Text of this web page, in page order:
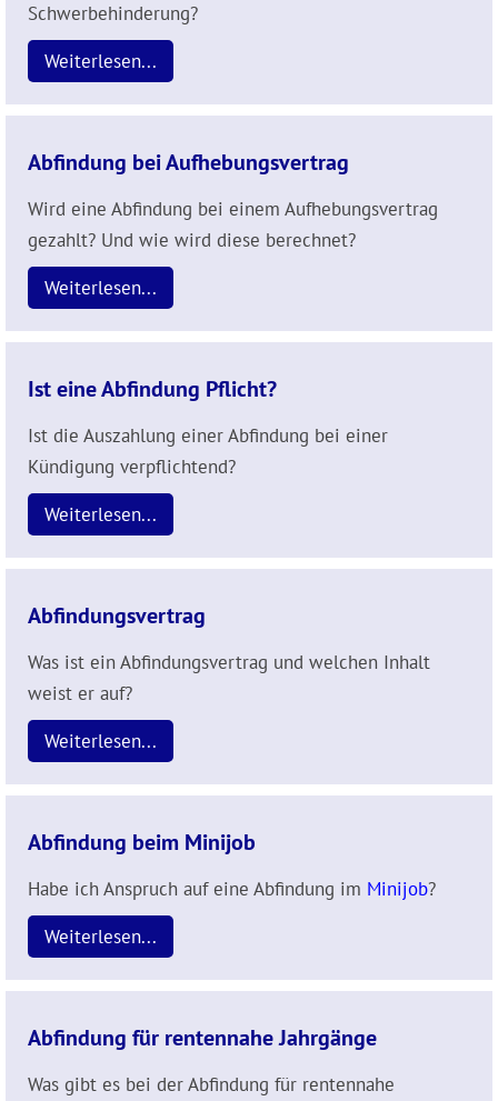
Schwerbehinderung?
Weiterlesen...
Abfindung bei Aufhebungsvertrag
Wird eine Abfindung bei einem Aufhebungsvertrag
gezahlt? Und wie wird diese berechnet?
Weiterlesen...
Ist eine Abfindung Pflicht?
Ist die Auszahlung einer Abfindung bei einer
Kündigung verpflichtend?
Weiterlesen...
Abfindungsvertrag
Was ist ein Abfindungsvertrag und welchen Inhalt
weist er auf?
Weiterlesen...
Abfindung beim Minijob
Habe ich Anspruch auf eine Abfindung im Minijob?
Weiterlesen...
Abfindung für rentennahe Jahrgänge
Was gibt es bei der Abfindung für rentennahe